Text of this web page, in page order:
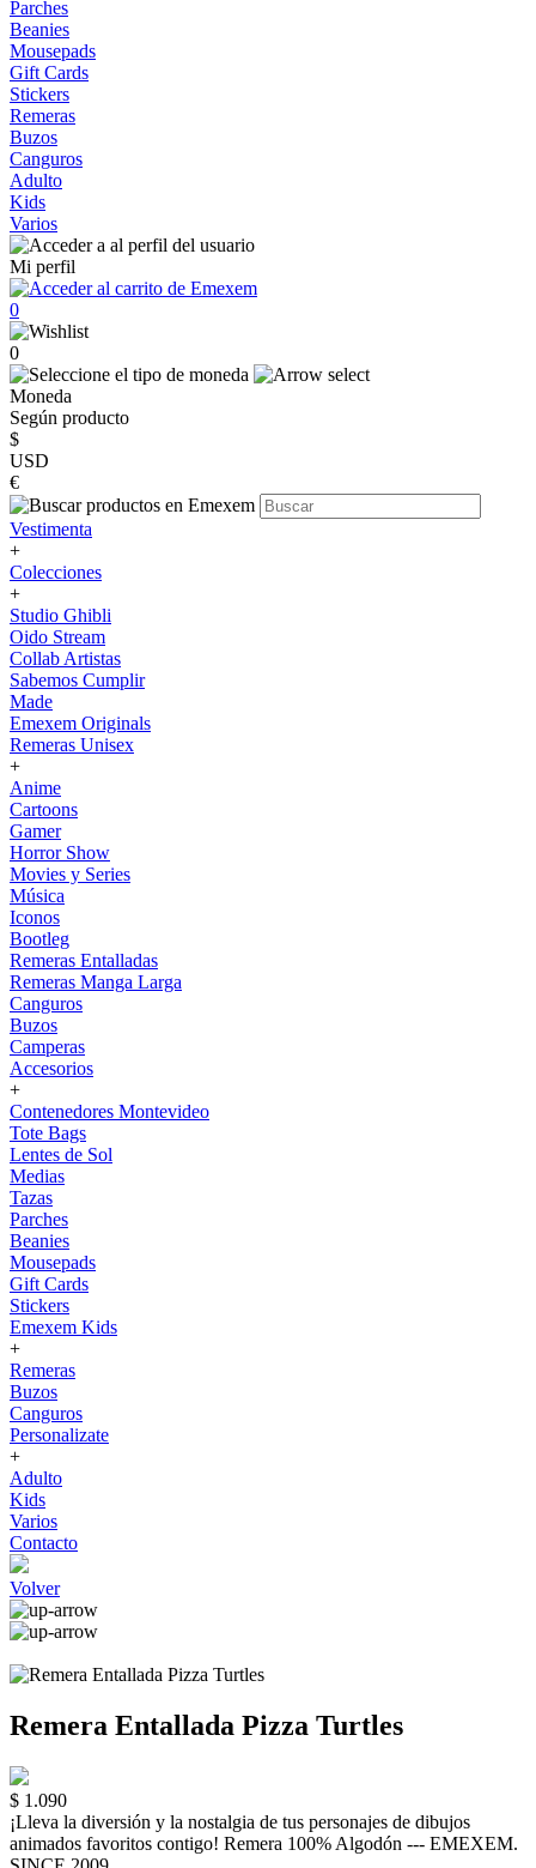
Parches
Beanies
Mousepads
Gift Cards
Stickers
Remeras
Buzos
Canguros
Adulto
Kids
Varios
Mi perfil
0
0
Moneda
Según producto
$
USD
€
Vestimenta
+
Colecciones
+
Studio Ghibli
Oido Stream
Collab Artistas
Sabemos Cumplir
Made
Emexem Originals
Remeras Unisex
+
Anime
Cartoons
Gamer
Horror Show
Movies y Series
Música
Iconos
Bootleg
Remeras Entalladas
Remeras Manga Larga
Canguros
Buzos
Camperas
Accesorios
+
Contenedores Montevideo
Tote Bags
Lentes de Sol
Medias
Tazas
Parches
Beanies
Mousepads
Gift Cards
Stickers
Emexem Kids
+
Remeras
Buzos
Canguros
Personalizate
+
Adulto
Kids
Varios
Contacto
Volver
Remera Entallada Pizza Turtles
$ 1.090
¡Lleva la diversión y la nostalgia de tus personajes de dibujos
animados favoritos contigo! Remera 100% Algodón --- EMEXEM.